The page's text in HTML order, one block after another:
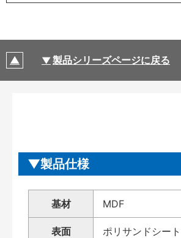
製品シリーズページに戻る
製品仕様
基材 MDF
表面 ポリサンドシー